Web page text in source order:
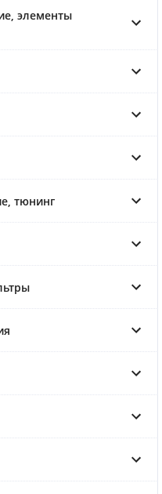
элементы
тюнинг